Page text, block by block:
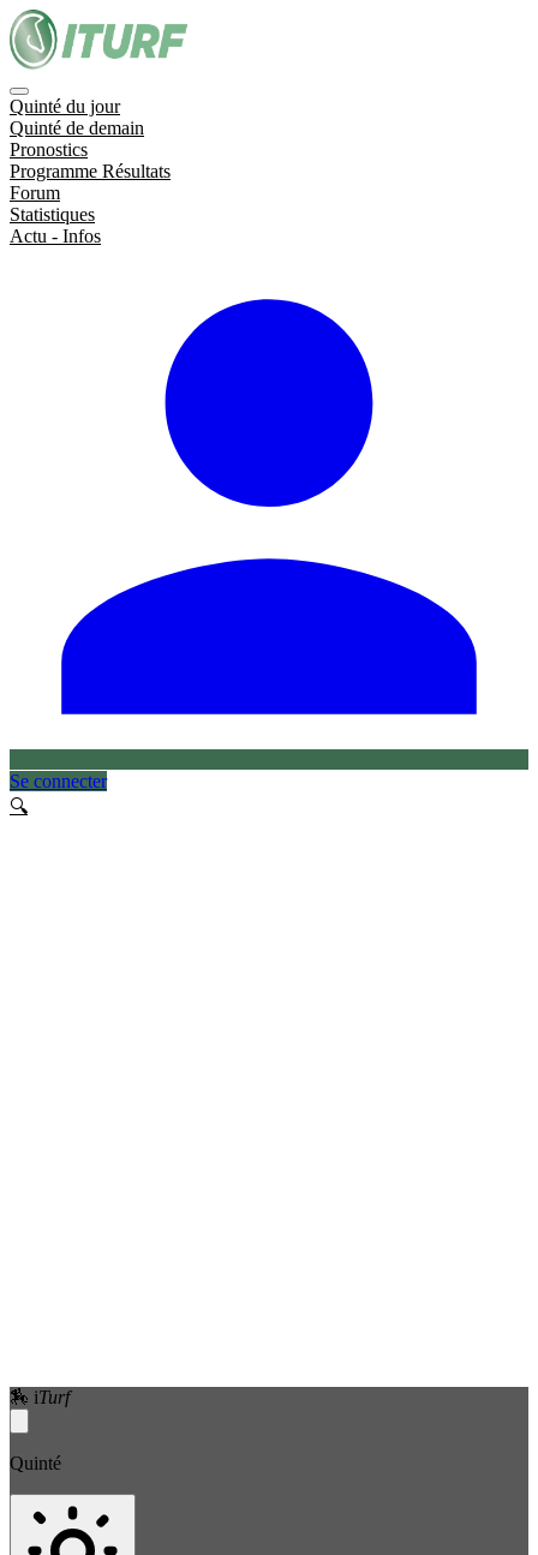
Quinté du jour
Quinté de demain
Pronostics
Programme Résultats
Forum
Statistiques
Actu - Infos
Se connecter
🔍
🏇 iTurf
Quinté